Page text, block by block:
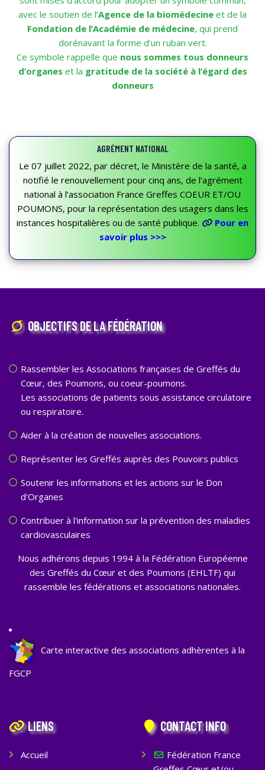
avec le soutien de l’Agence de la biomédecine et de la
Fondation de l’Académie de médecine, qui prend
dorénavant la forme d’un ruban vert.
Ce symbole rappelle que nous sommes tous donneurs
d’organes et la gratitude de la société à l’égard des
donneurs
AGRÉMENT NATIONAL
Le 07 juillet 2022, par décret, le Ministère de la santé, a
notifié le renouvellement pour cinq ans, de l’agrément
national à l’association France Greffes COEUR ET/OU
POUMONS, pour la représentation des usagers dans les
instances hospitalières ou de santé publique.
Pour en
savoir plus >>>
OBJECTIFS DE LA FÉDÉRATION
Rassembler les Associations françaises de Greffés du
Cœur, des Poumons, ou coeur-poumons.
Les associations de patients sous assistance circulatoire
ou respiratoire.
Aider à la création de nouvelles associations.
Représenter les Greffés auprès des Pouvoirs publics
Soutenir les informations et les actions sur le Don
d'Organes
Contribuer à l'information sur la prévention des maladies
cardiovasculaires
Nous adhérons depuis 1994 à la Fédération Européenne
des Greffés du Cœur et des Poumons (EHLTF) qui
rassemble les fédérations et associations nationales.
Carte interactive des associations adhèrentes à la
FGCP
LIENS
Accueil
CONTACT INFO
Fédération France